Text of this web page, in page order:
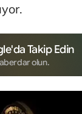
Takip Edin
olun.